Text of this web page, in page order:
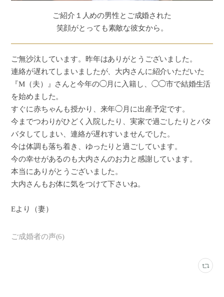
ご紹介１人めの男性とご成婚された
笑顔がとっても素敵な彼女から。
ご無沙汰しています。昨年はありがとうございました。
連絡が遅れてしまいましたが、大内さんに紹介いただいた
『M（夫）』さんと今年の◯月に入籍し、◯◯市で結婚生活
を始めました。
すぐに赤ちゃんも授かり、来年◯月に出産予定です。
今までつわりがひどく入院したり、実家で過ごしたりとバタ
バタしてしまい、連絡が遅れすいませんでした。
今は体調も落ち着き、ゆったりと過ごしています。
今の幸せがあるのも大内さんのお力と感謝しています。
本当にありがとうございました。
大内さんもお体に気をつけて下さいね。
Eより（妻）
ご成婚者の声(6)